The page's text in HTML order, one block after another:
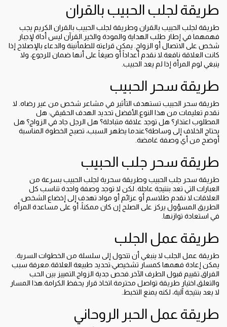
طريقة لجلب الحبيب بالقران
طريقة لجلب الحبيب بالقران وطريقة لجلب الحبيب بالقران الكريم يجب
فهمهما في إطار طلب الهداية والمودة والخير.القرآن ليس أداة لإجبار
شخص على الاتصال أو الزواج. يمكن قراءته للطمأنينة والدعاء بالإصلاح إذا
كانت العلاقة نافعة.لا نقدم أعداداً أو صيغاً على أنها ضمان للرجوع، ولا
ينبغي لوم المرأة إذا لم يعد الحبيب.
طريقة سحر الحبيب
طريقة سحر الحبيب تستهدف التأثير في مشاعر شخص من غير رضاه. لا
نقدم تعليمات من هذا النوع.الأفضل تحديد الهدف الحقيقي: هل
المطلوب اعتذار؟ هل توجد علاقة متبادلة؟ هل الرجل جاد في الزواج؟ هل
يحتاج الخلاف إلى وساطة؟عندما يظهر السبب، تصبح الخطوة المناسبة
أوضح من أي وصفة غامضة.
طريقة سحر جلب الحبيب
طريقة سحر جلب الحبيب وطريقة سحرية لجلب الحبيب بسرعة من
العبارات التي تعد بنتيجة عاجلة. لكن لا توجد وصفة واحدة تناسب كل
العلاقات.لا نقدم طلاسم أو عزائم أو مواد تهدف إلى إخضاع الشخص.
الطريق المسؤول يركز على الصلح إن كان ممكناً، أو على مساعدة المرأة
في استعادة توازنها.
طريقة عمل الجلب
طريقة عمل الجلب لا ينبغي أن تتحول إلى سلسلة من الخطوات السرية.
يمكن إعادة فهمها كمسار تشخيصي:تحديد طبيعة العلاقة.معرفة سبب
الفراق.تقييم قبول الطرف الآخر.فحص جدية الزواج.التمييز بين الحب
والتعلق.اختيار طريقة تواصل محترمة.اتخاذ قرار يحفظ الكرامة.هذا المسار
لا يعد بنتيجة آلية، لكنه يمنع التخبط.
طريقة عمل الحبر الروحاني